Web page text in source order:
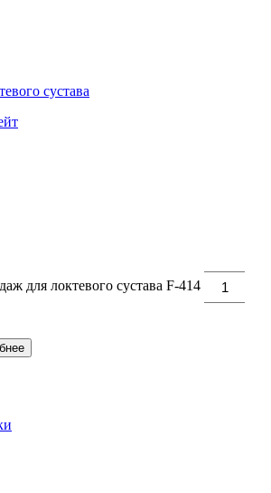
сустава
для локтевого сустава F-414